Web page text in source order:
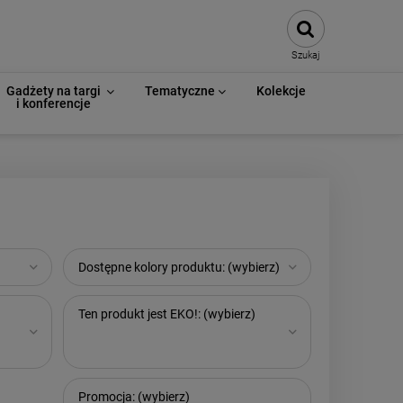
Szukaj
Gadżety na targi
i konferencje
Tematyczne Kolekcje
Dostępne kolory produktu: (wybierz)
Ten produkt jest EKO!: (wybierz)
Promocja: (wybierz)